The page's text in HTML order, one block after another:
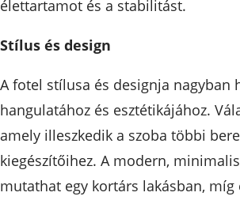
élettartamot és a stabilitást.
Stílus és design
A fotel stílusa és designja nagyban
hangulatához és esztétikájához.
amely illeszkedik a szoba többi
kiegészítőihez. A modern,
mutathat egy kortárs lakásban, míg